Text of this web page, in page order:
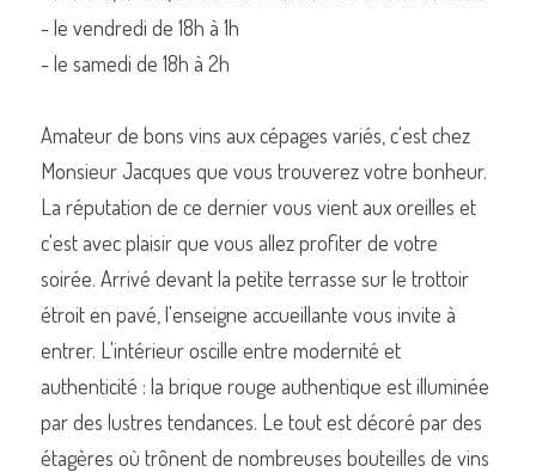
Contactez-nous
Rechercher
Commander un de nos livres sur Lille
- le vendredi de 18h à 1h
- le samedi de 18h à 2h
Amateur de bons vins aux cépages variés, c'est chez
Monsieur Jacques que vous trouverez votre bonheur.
La réputation de ce dernier vous vient aux oreilles et
c'est avec plaisir que vous allez profiter de votre
soirée. Arrivé devant la petite terrasse sur le trottoir
étroit en pavé, l'enseigne accueillante vous invite à
entrer. L'intérieur oscille entre modernité et
authenticité : la brique rouge authentique est illuminée
par des lustres tendances. Le tout est décoré par des
étagères où trônent de nombreuses bouteilles de vins